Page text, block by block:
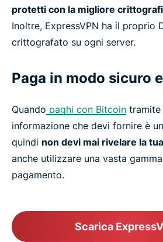
protetti con la migliore
Inoltre, ExpressVPN ha il proprio
crittografato su ogni server.
Paga in modo sicuro
Quando paghi con Bitcoin tramite
informazione che devi fornire è
quindi non devi mai rivelare la
anche utilizzare una vasta
pagamento.
Scarica